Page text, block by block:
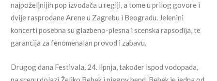
najpoželjnijih pop izvođača u regiji, a tome u prilog govore i
dvije rasprodane Arene u Zagrebu i Beogradu. Jelenini
koncerti posebna su glazbeno-plesna i scenska rapsodija, te
garancija za fenomenalan provod i zabavu.
Drugog dana Festivala, 24. lipnja, također ispod vodopada,